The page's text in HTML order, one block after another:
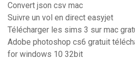
Convert json csv mac
Suivre un vol en direct easyjet
Télécharger les sims 3 sur mac
Adobe photoshop cs6 gratuit
for windows 10 32bit